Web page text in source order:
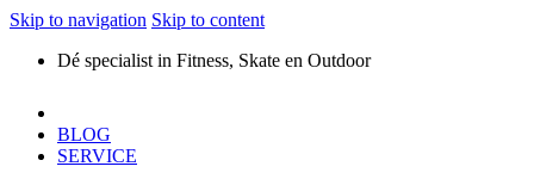
Skip to navigation Skip to content
Dé specialist in Fitness, Skate en Outdoor
BLOG
SERVICE